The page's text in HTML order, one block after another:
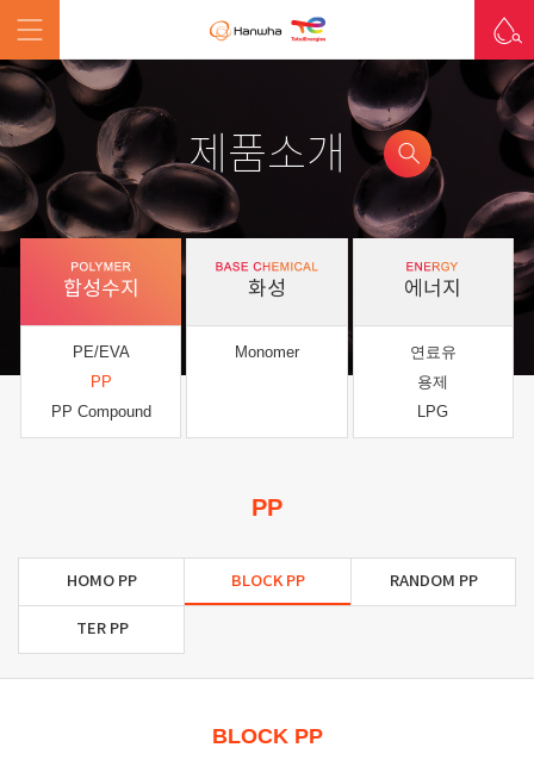
제품소개
합성수지
PE/EVA
PP
PP Compound
화성
Monomer
에너지
연료유
용제
LPG
PP
HOMO PP BLOCK PP RANDOM PP
TER PP
BLOCK PP